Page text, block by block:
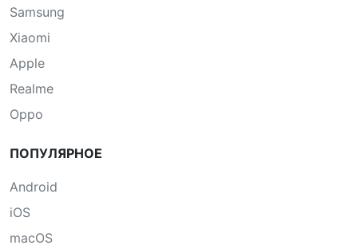
Samsung
Xiaomi
Apple
Realme
Oppo
ПОПУЛЯРНОЕ
Android
iOS
macOS